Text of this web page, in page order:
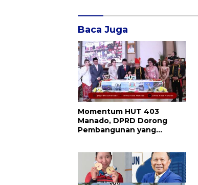
Baca Juga
Momentum HUT 403
Manado, DPRD Dorong
Pembangunan yang